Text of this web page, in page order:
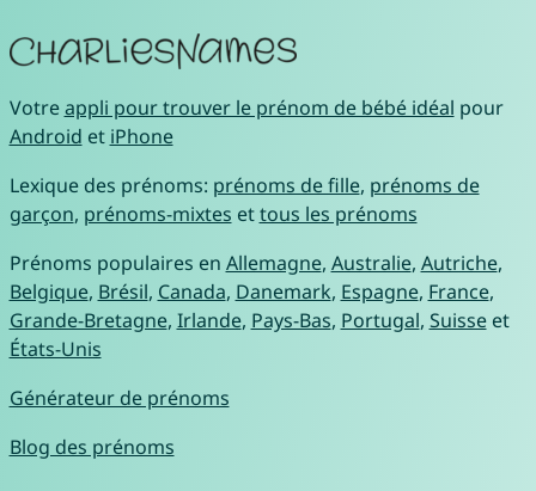
Votreappli pour trouver le prénom de bébé idéal pour
Android et iPhone
Lexique des prénoms: prénoms de fille, prénoms de
garçon, prénoms-mixtes ettous les prénoms
Prénoms populaires en Allemagne, Australie, Autriche,
Belgique, Brésil, Canada, Danemark, Espagne, France,
Grande-Bretagne, Irlande, Pays-Bas, Portugal, Suisseet
États-Unis
Générateur de prénoms
Blog des prénoms